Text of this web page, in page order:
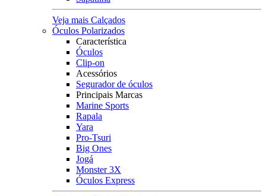
Veja mais Calçados
Óculos Polarizados
Característica
Óculos
Clip-on
Acessórios
Segurador de óculos
Principais Marcas
Marine Sports
Rapala
Yara
Pro-Tsuri
Big Ones
Jogá
Monster 3X
Óculos Express